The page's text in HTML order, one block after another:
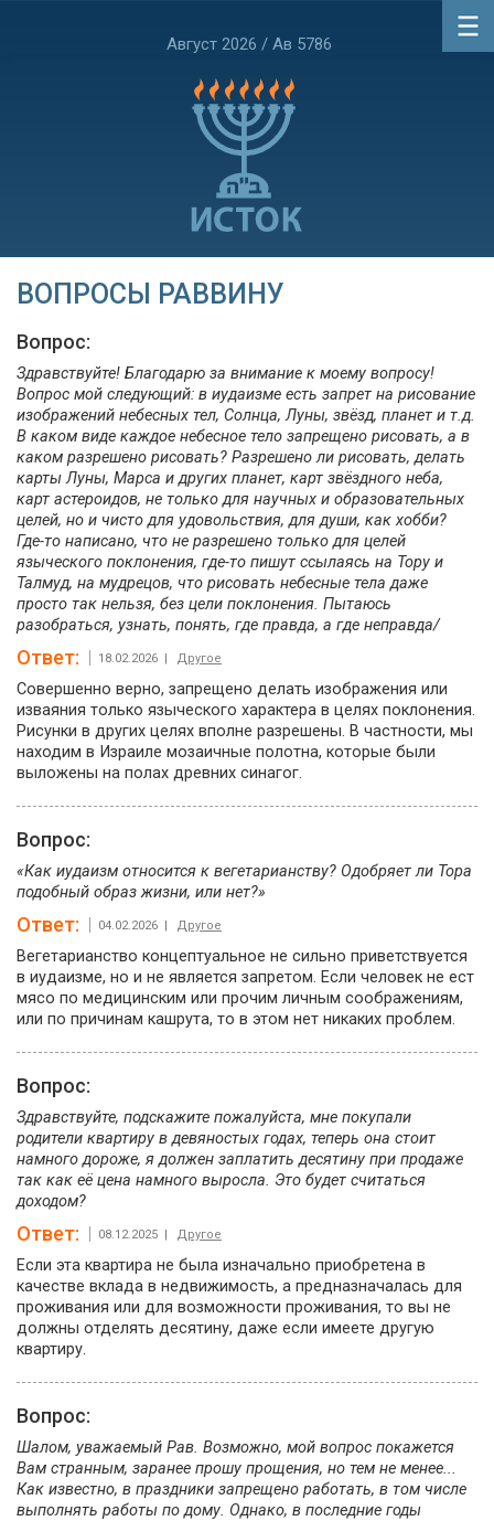
Август 2026 / Ав 5786
ВОПРОСЫ РАВВИНУ
Вопрос:
Здравствуйте! Благодарю за внимание к моему вопросу!
Вопрос мой следующий: в иудаизме есть запрет на рисование
изображений небесных тел, Солнца, Луны, звёзд, планет и т.д.
В каком виде каждое небесное тело запрещено рисовать, а в
каком разрешено рисовать? Разрешено ли рисовать, делать
карты Луны, Марса и других планет, карт звёздного неба,
карт астероидов, не только для научных и образовательных
целей, но и чисто для удовольствия, для души, как хобби?
Где-то написано, что не разрешено только для целей
языческого поклонения, где-то пишут ссылаясь на Тору и
Талмуд, на мудрецов, что рисовать небесные тела даже
просто так нельзя, без цели поклонения. Пытаюсь
разобраться, узнать, понять, где правда, а где неправда/
Ответ: 18.02.2026 | Другое
Совершенно верно, запрещено делать изображения или
изваяния только языческого характера в целях поклонения.
Рисунки в других целях вполне разрешены. В частности, мы
находим в Израиле мозаичные полотна, которые были
выложены на полах древних синагог.
Вопрос:
«Как иудаизм относится к вегетарианству? Одобряет ли Тора
подобный образ жизни, или нет?»
Ответ: 04.02.2026 | Другое
Вегетарианство концептуальное не сильно приветствуется
в иудаизме, но и не является запретом. Если человек не ест
мясо по медицинским или прочим личным соображениям,
или по причинам кашрута, то в этом нет никаких проблем.
Вопрос:
Здравствуйте, подскажите пожалуйста, мне покупали
родители квартиру в девяностых годах, теперь она стоит
намного дороже, я должен заплатить десятину при продаже
так как её цена намного выросла. Это будет считаться
доходом?
Ответ: 08.12.2025 | Другое
Если эта квартира не была изначально приобретена в
качестве вклада в недвижимость, а предназначалась для
проживания или для возможности проживания, то вы не
должны отделять десятину, даже если имеете другую
квартиру.
Вопрос:
Шалом, уважаемый Рав. Возможно, мой вопрос покажется
Вам странным, заранее прошу прощения, но тем не менее...
Как известно, в праздники запрещено работать, в том числе
выполнять работы по дому. Однако, в последние годы